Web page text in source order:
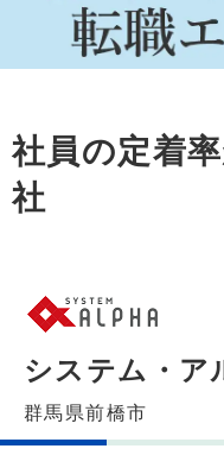
社員の定着
社
システム・ア
群馬県前橋市